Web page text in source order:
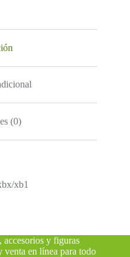
(0)
xb1
accesorios y figuras
venta en línea para todo